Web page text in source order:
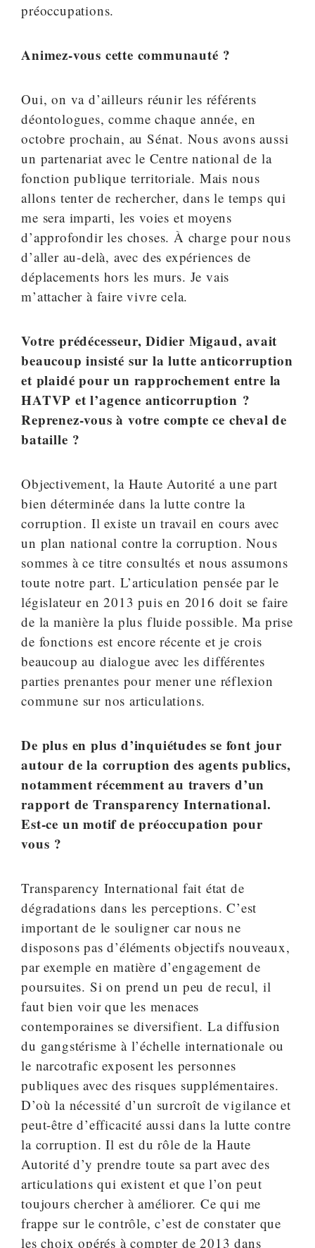
préoccupations.
Animez-vous cette communauté ?
Oui, on va d’ailleurs réunir les référents
déontologues, comme chaque année, en
octobre prochain, au Sénat. Nous avons aussi
un partenariat avec le Centre national de la
fonction publique territoriale. Mais nous
allons tenter de rechercher, dans le temps qui
me sera imparti, les voies et moyens
d’approfondir les choses. À charge pour nous
d’aller au-delà, avec des expériences de
déplacements hors les murs. Je vais
m’attacher à faire vivre cela.
Votre prédécesseur, Didier Migaud, avait
beaucoup insisté sur la lutte anticorruption
et plaidé pour un rapprochement entre la
HATVP et l’agence anticorruption ?
Reprenez-vous à votre compte ce cheval de
bataille ?
Objectivement, la Haute Autorité a une part
bien déterminée dans la lutte contre la
corruption. Il existe un travail en cours avec
un plan national contre la corruption. Nous
sommes à ce titre consultés et nous assumons
toute notre part. L’articulation pensée par le
législateur en 2013 puis en 2016 doit se faire
de la manière la plus fluide possible. Ma prise
de fonctions est encore récente et je crois
beaucoup au dialogue avec les différentes
parties prenantes pour mener une réflexion
commune sur nos articulations.
De plus en plus d’inquiétudes se font jour
autour de la corruption des agents publics,
notamment récemment au travers d’un
rapport de Transparency International.
Est-ce un motif de préoccupation pour
vous ?
Transparency International fait état de
dégradations dans les perceptions. C’est
important de le souligner car nous ne
disposons pas d’éléments objectifs nouveaux,
par exemple en matière d’engagement de
poursuites. Si on prend un peu de recul, il
faut bien voir que les menaces
contemporaines se diversifient. La diffusion
du gangstérisme à l’échelle internationale ou
le narcotrafic exposent les personnes
publiques avec des risques supplémentaires.
D’où la nécessité d’un surcroît de vigilance et
peut-être d’efficacité aussi dans la lutte contre
la corruption. Il est du rôle de la Haute
Autorité d’y prendre toute sa part avec des
articulations qui existent et que l’on peut
toujours chercher à améliorer. Ce qui me
frappe sur le contrôle, c’est de constater que
les choix opérés à compter de 2013 dans